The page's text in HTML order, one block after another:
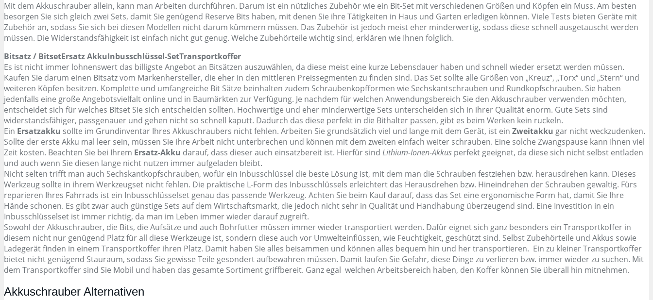
Mit dem Akkuschrauber allein, kann man Arbeiten durchführen. Darum ist ein nützliches Zubehör wie ein Bit-Set mit verschiedenen Größen und Köpfen ein Muss. Am besten
besorgen Sie sich gleich zwei Sets, damit Sie genügend Reserve Bits haben, mit denen Sie ihre Tätigkeiten in Haus und Garten erledigen können. Viele Tests bieten Geräte mit
Zubehör an, sodass Sie sich bei diesen Modellen nicht darum kümmern müssen. Das Zubehör ist jedoch meist eher minderwertig, sodass diese schnell ausgetauscht werden
müssen. Die Widerstandsfähigkeit ist einfach nicht gut genug. Welche Zubehörteile wichtig sind, erklären wie Ihnen folglich.
Bitsatz / BitsetErsatz AkkuInbusschlüssel-SetTransportkoffer
Es ist nicht immer lohnenswert das billigste Angebot an Bitsätzen auszuwählen, da diese meist eine kurze Lebensdauer haben und schnell wieder ersetzt werden müssen.
Kaufen Sie darum einen Bitsatz vom Markenhersteller, die eher in den mittleren Preissegmenten zu finden sind. Das Set sollte alle Größen von „Kreuz“, „Torx“ und „Stern“ und
weiteren Köpfen besitzen. Komplette und umfangreiche Bit Sätze beinhalten zudem Schraubenkopfformen wie Sechskantschrauben und Rundkopfschrauben. Sie haben
jedenfalls eine große Angebotsvielfalt online und in Baumärkten zur Verfügung. Je nachdem für welchen Anwendungsbereich Sie den Akkuschrauber verwenden möchten,
entscheidet sich für welches Bitset Sie sich entscheiden sollten. Hochwertige und eher minderwertige Sets unterscheiden sich in ihrer Qualität enorm. Gute Sets sind
widerstandsfähiger, passgenauer und gehen nicht so schnell kaputt. Dadurch das diese perfekt in die Bithalter passen, gibt es beim Werken kein ruckeln.
Ein Ersatzakku sollte im Grundinventar Ihres Akkuschraubers nicht fehlen. Arbeiten Sie grundsätzlich viel und lange mit dem Gerät, ist ein Zweitakku gar nicht weckzudenken.
Sollte der erste Akku mal leer sein, müssen Sie ihre Arbeit nicht unterbrechen und können mit dem zweiten einfach weiter schrauben. Eine solche Zwangspause kann Ihnen viel
Zeit kosten. Beachten Sie bei Ihrem Ersatz-Akku darauf, dass dieser auch einsatzbereit ist. Hierfür sind Lithium-Ionen-Akkus perfekt geeignet, da diese sich nicht selbst entladen
und auch wenn Sie diesen lange nicht nutzen immer aufgeladen bleibt.
Nicht selten trifft man auch Sechskantkopfschrauben, wofür ein Inbusschlüssel die beste Lösung ist, mit dem man die Schrauben festziehen bzw. herausdrehen kann. Dieses
Werkzeug sollte in ihrem Werkzeugset nicht fehlen. Die praktische L-Form des Inbusschlüssels erleichtert das Herausdrehen bzw. Hineindrehen der Schrauben gewaltig. Fürs
reparieren Ihres Fahrrads ist ein Inbusschlüsselset genau das passende Werkzeug. Achten Sie beim Kauf darauf, dass das Set eine ergonomische Form hat, damit Sie Ihre
Hände schonen. Es gibt zwar auch günstige Sets auf dem Wirtschaftsmarkt, die jedoch nicht sehr in Qualität und Handhabung überzeugend sind. Eine Investition in ein
Inbusschlüsselset ist immer richtig, da man im Leben immer wieder darauf zugreift.
Sowohl der Akkuschrauber, die Bits, die Aufsätze und auch Bohrfutter müssen immer wieder transportiert werden. Dafür eignet sich ganz besonders ein Transportkoffer in
diesem nicht nur genügend Platz für all diese Werkzeuge ist, sondern diese auch vor Umwelteinflüssen, wie Feuchtigkeit, geschützt sind. Selbst Zubehörteile und Akkus sowie
Ladegerät finden in einem Transportkoffer ihren Platz. Damit haben Sie alles beisammen und können alles bequem hin und her transportieren. Ein zu kleiner Transportkoffer
bietet nicht genügend Stauraum, sodass Sie gewisse Teile gesondert aufbewahren müssen. Damit laufen Sie Gefahr, diese Dinge zu verlieren bzw. immer wieder zu suchen. Mit
dem Transportkoffer sind Sie Mobil und haben das gesamte Sortiment griffbereit. Ganz egal welchen Arbeitsbereich haben, den Koffer können Sie überall hin mitnehmen.
Akkuschrauber Alternativen